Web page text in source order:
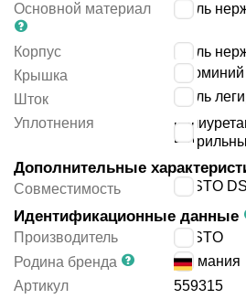
Основной материал сталь
Корпус
сталь
Крышка
алюминий
Шток
сталь
Уплотнения
Дополнительные
Совместимость FESTO
Идентификационные данные
Производитель
FESTO
Родина бренда
Германия
Артикул
559315